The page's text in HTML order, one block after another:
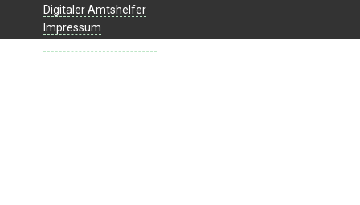
Digitaler Amtshelfer
Impressum